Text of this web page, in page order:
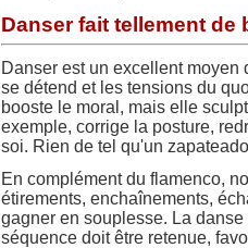
Danser fait tellement de
Danser est un excellent
se détend et les tensions du
booste le moral, mais elle
exemple, corrige la posture,
soi. Rien de tel qu'un
En complément du flamenco,
étirements, enchaînements,
gagner en souplesse. La
séquence doit être retenue,